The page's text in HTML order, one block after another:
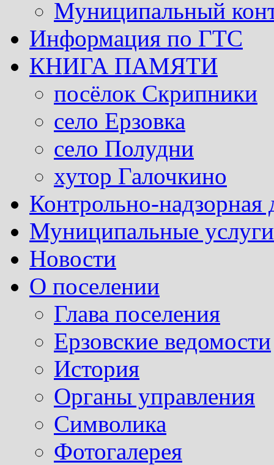
Муниципальный
Информация по ГТС
КНИГА ПАМЯТИ
посёлок Скрипники
село Ерзовка
село Полудни
хутор Галочкино
Контрольно-надзорная
Муниципальные
Новости
О поселении
Глава поселения
Ерзовские ведомости
История
Органы управления
Символика
Фотогалерея